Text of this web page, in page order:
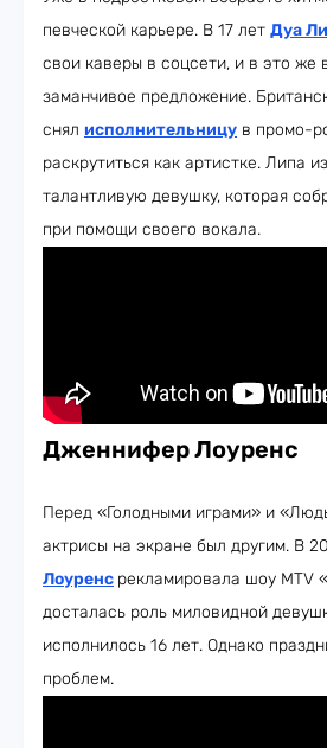
певческой карьере. В 17 лет Дуа
свои каверы в соцсети, и в это же
заманчивое предложение.
снял исполнительницу в промо-
раскрутиться как артистке. Липа
талантливую девушку, которая
при помощи своего вокала.
Дженнифер Лоуренс
Перед «Голодными играми» и
актрисы на экране был другим. В
Лоуренс рекламировала шоу MTV
досталась роль миловидной
исполнилось 16 лет. Однако
проблем.